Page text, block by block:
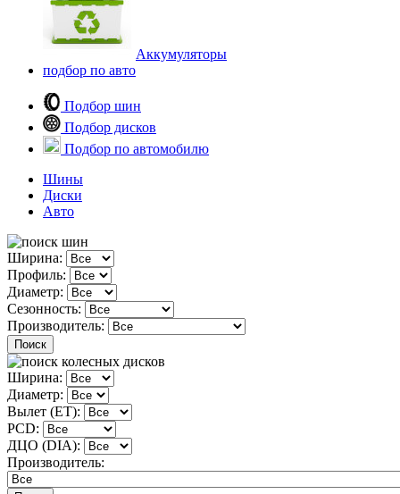
Аккумуляторы
подбор по авто
Подбор шин
Подбор дисков
Подбор по автомобилю
Шины
Диски
Авто
Ширина:
Профиль:
Диаметр:
Сезонность:
Производитель:
Поиск
Ширина:
Диаметр:
Вылет (ET):
PCD:
ДЦО (DIA):
Производитель: